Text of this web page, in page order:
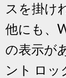
スを掛け
他にも、
の表示が
ント ロッ